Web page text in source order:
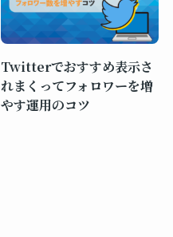
Twitterでおすすめ表示さ
れまくってフォロワーを増
やす運用のコツ